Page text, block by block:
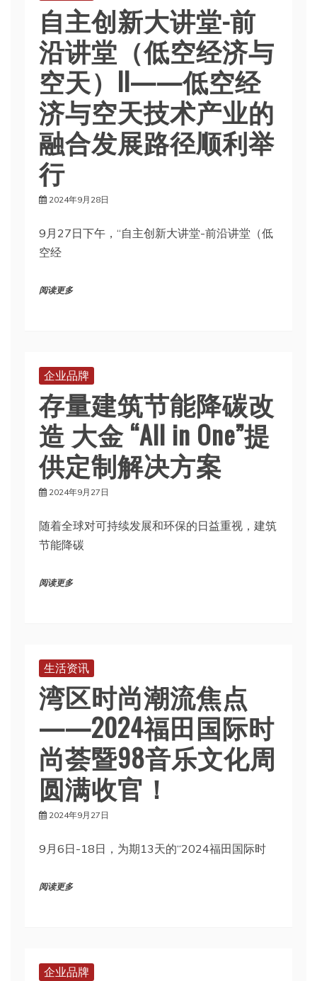
自主创新大讲堂-前
沿讲堂（低空经济与
空天）II——低空经
济与空天技术产业的
融合发展路径顺利举
行
2024年9月28日
9月27日下午，“自主创新大讲堂-前沿讲堂（低
空经
阅读更多
企业品牌
存量建筑节能降碳改
造 大金 “All in One”提
供定制解决方案
2024年9月27日
随着全球对可持续发展和环保的日益重视，建筑
节能降碳
阅读更多
生活资讯
湾区时尚潮流焦点
——2024福田国际时
尚荟暨98音乐文化周
圆满收官！
2024年9月27日
9月6日-18日，为期13天的“2024福田国际时
阅读更多
企业品牌